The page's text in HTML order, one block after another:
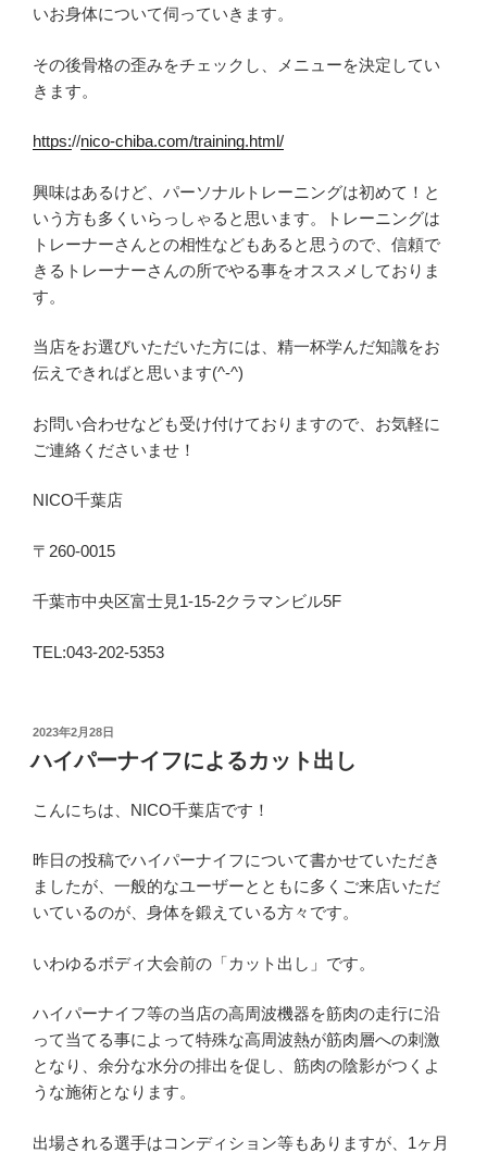
いお身体について伺っていきます。
その後骨格の歪みをチェックし、メニューを決定してい
きます。
https://nico-chiba.com/training.html/
興味はあるけど、パーソナルトレーニングは初めて！と
いう方も多くいらっしゃると思います。トレーニングは
トレーナーさんとの相性などもあると思うので、信頼で
きるトレーナーさんの所でやる事をオススメしておりま
す。
当店をお選びいただいた方には、精一杯学んだ知識をお
伝えできればと思います(^-^)
お問い合わせなども受け付けておりますので、お気軽に
ご連絡くださいませ！
NICO千葉店
〒260-0015
千葉市中央区富士見1-15-2クラマンビル5F
TEL:043-202-5353
投
日:
2023年2月28日
ハイパーナイフによるカット出し
こんにちは、NICO千葉店です！
昨日の投稿でハイパーナイフについて書かせていただき
ましたが、一般的なユーザーとともに多くご来店いただ
いているのが、身体を鍛えている方々です。
いわゆるボディ大会前の「カット出し」です。
ハイパーナイフ等の当店の高周波機器を筋肉の走行に沿
って当てる事によって特殊な高周波熱が筋肉層への刺激
となり、余分な水分の排出を促し、筋肉の陰影がつくよ
うな施術となります。
出場される選手はコンディション等もありますが、1ヶ月